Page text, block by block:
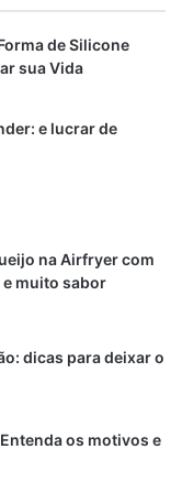
temperada e
de tomate,
de ketchup e
creme de leite.
de Silicone
sua Vida
e lucrar de
na Airfryer com
muito sabor
dicas para deixar o
os motivos e